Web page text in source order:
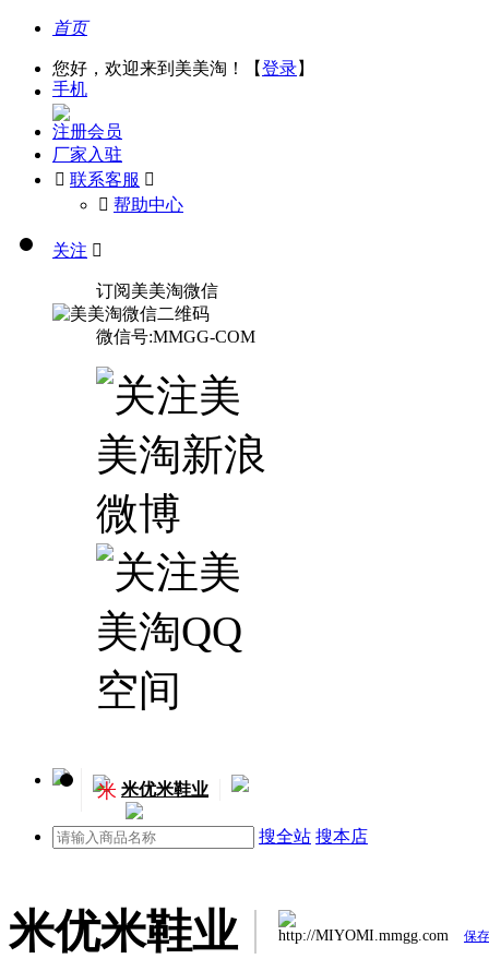
首页
您好，欢迎来到美美淘！【登录】
手机
注册会员
厂家入驻
 联系客服 
󰅃 帮助中心
关注 
订阅美美淘微信
微信号:MMGG-COM
米 米优米鞋业
搜全站 搜本店
米优米鞋业 http://MIYOMI.mmgg.com 保